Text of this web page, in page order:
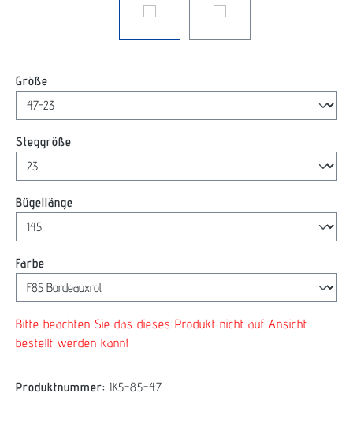
Größe
Steggröße
Bügellänge
Farbe
Bitte beachten Sie das dieses Produkt nicht auf Ansicht
bestellt werden kann!
Produktnummer: IK5-85-47